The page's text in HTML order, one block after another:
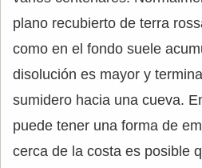
plano recubierto de terra
como en el fondo suele
disolución es mayor y
sumidero hacia una cueva.
puede tener una forma de
cerca de la costa es posible